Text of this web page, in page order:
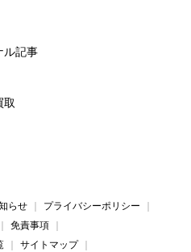
ル記事
取
らせ
プライバシーポリシー
免責事項
サイトマップ